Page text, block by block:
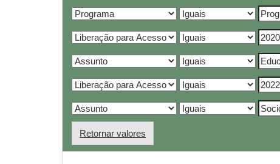
Retornar valores